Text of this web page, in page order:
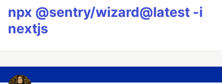
npx @sentry/wizard@latest -i
nextjs